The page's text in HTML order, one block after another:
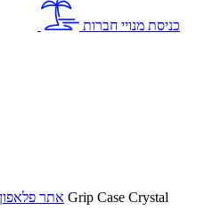
כניסת מנויי חברות
אתר פלאפון